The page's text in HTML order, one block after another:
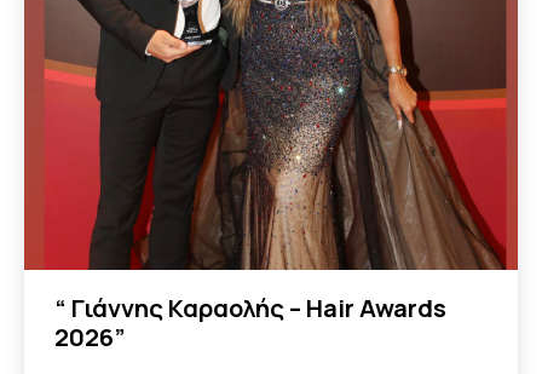
“ Γιάννης Καραολής – Hair Awards
2026”